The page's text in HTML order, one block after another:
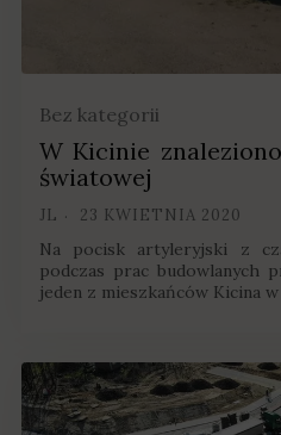
Bez kategorii
W Kicinie
światowej
JL 23 KWIETNIA 2020
Na pocisk artyleryjski z
podczas prac budowlanych
jeden z mieszkańców Kicina